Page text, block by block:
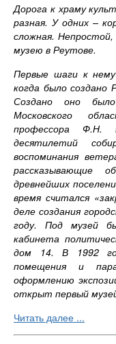
Дорога к храму
разная. У одних –
сложная. Непростой,
музею в Реутове.
Первые шаги к
когда было создано
Создано оно
Московского
профессора Ф.Н.
десятилетий
воспоминания
рассказывающие
древнейших
время считался
деле создания
году. Под музей
кабинета
дом 14. В 1992
помещения и
оформлению
открыт первый
Читать далее ...